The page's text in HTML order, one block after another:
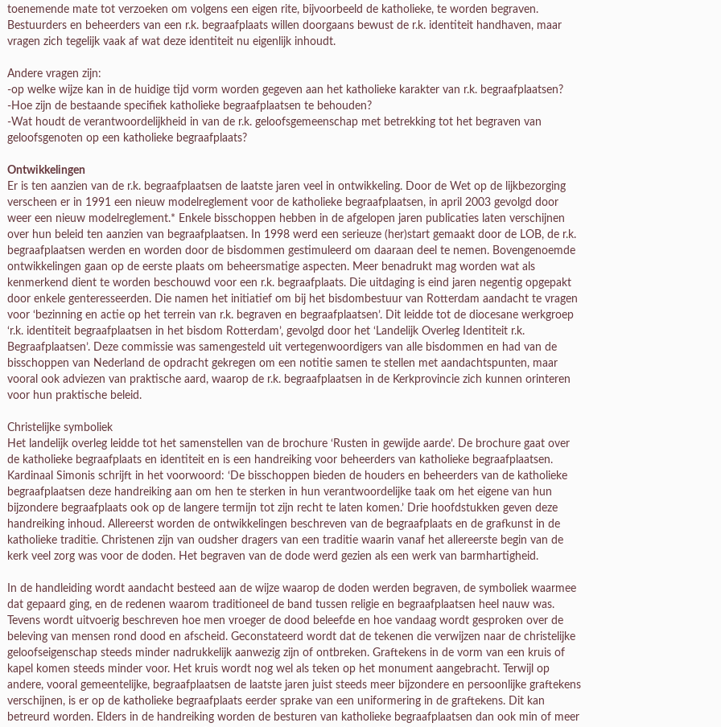
toenemende mate tot verzoeken om volgens een eigen rite, bijvoorbeeld de katholieke, te worden begraven.
Bestuurders en beheerders van een r.k. begraafplaats willen doorgaans bewust de r.k. identiteit handhaven, maar
vragen zich tegelijk vaak af wat deze identiteit nu eigenlijk inhoudt.
Andere vragen zijn:
-op welke wijze kan in de huidige tijd vorm worden gegeven aan het katholieke karakter van r.k. begraafplaatsen?
-Hoe zijn de bestaande specifiek katholieke begraafplaatsen te behouden?
-Wat houdt de verantwoordelijkheid in van de r.k. geloofsgemeenschap met betrekking tot het begraven van
geloofsgenoten op een katholieke begraafplaats?
Ontwikkelingen
Er is ten aanzien van de r.k. begraafplaatsen de laatste jaren veel in ontwikkeling. Door de Wet op de lijkbezorging
verscheen er in 1991 een nieuw modelreglement voor de katholieke begraafplaatsen, in april 2003 gevolgd door
weer een nieuw modelreglement.* Enkele bisschoppen hebben in de afgelopen jaren publicaties laten verschijnen
over hun beleid ten aanzien van begraafplaatsen. In 1998 werd een serieuze (her)start gemaakt door de LOB, de r.k.
begraafplaatsen werden en worden door de bisdommen gestimuleerd om daaraan deel te nemen. Bovengenoemde
ontwikkelingen gaan op de eerste plaats om beheersmatige aspecten. Meer benadrukt mag worden wat als
kenmerkend dient te worden beschouwd voor een r.k. begraafplaats. Die uitdaging is eind jaren negentig opgepakt
door enkele genteresseerden. Die namen het initiatief om bij het bisdombestuur van Rotterdam aandacht te vragen
voor ‘bezinning en actie op het terrein van r.k. begraven en begraafplaatsen’. Dit leidde tot de diocesane werkgroep
‘r.k. identiteit begraafplaatsen in het bisdom Rotterdam’, gevolgd door het ‘Landelijk Overleg Identiteit r.k.
Begraafplaatsen’. Deze commissie was samengesteld uit vertegenwoordigers van alle bisdommen en had van de
bisschoppen van Nederland de opdracht gekregen om een notitie samen te stellen met aandachtspunten, maar
vooral ook adviezen van praktische aard, waarop de r.k. begraafplaatsen in de Kerkprovincie zich kunnen orinteren
voor hun praktische beleid.
Christelijke symboliek
Het landelijk overleg leidde tot het samenstellen van de brochure ‘Rusten in gewijde aarde’. De brochure gaat over
de katholieke begraafplaats en identiteit en is een handreiking voor beheerders van katholieke begraafplaatsen.
Kardinaal Simonis schrijft in het voorwoord: ‘De bisschoppen bieden de houders en beheerders van de katholieke
begraafplaatsen deze handreiking aan om hen te sterken in hun verantwoordelijke taak om het eigene van hun
bijzondere begraafplaats ook op de langere termijn tot zijn recht te laten komen.’ Drie hoofdstukken geven deze
handreiking inhoud. Allereerst worden de ontwikkelingen beschreven van de begraafplaats en de grafkunst in de
katholieke traditie. Christenen zijn van oudsher dragers van een traditie waarin vanaf het allereerste begin van de
kerk veel zorg was voor de doden. Het begraven van de dode werd gezien als een werk van barmhartigheid.
In de handleiding wordt aandacht besteed aan de wijze waarop de doden werden begraven, de symboliek waarmee
dat gepaard ging, en de redenen waarom traditioneel de band tussen religie en begraafplaatsen heel nauw was.
Tevens wordt uitvoerig beschreven hoe men vroeger de dood beleefde en hoe vandaag wordt gesproken over de
beleving van mensen rond dood en afscheid. Geconstateerd wordt dat de tekenen die verwijzen naar de christelijke
geloofseigenschap steeds minder nadrukkelijk aanwezig zijn of ontbreken. Graftekens in de vorm van een kruis of
kapel komen steeds minder voor. Het kruis wordt nog wel als teken op het monument aangebracht. Terwijl op
andere, vooral gemeentelijke, begraafplaatsen de laatste jaren juist steeds meer bijzondere en persoonlijke graftekens
verschijnen, is er op de katholieke begraafplaats eerder sprake van een uniformering in de graftekens. Dit kan
betreurd worden. Elders in de handreiking worden de besturen van katholieke begraafplaatsen dan ook min of meer